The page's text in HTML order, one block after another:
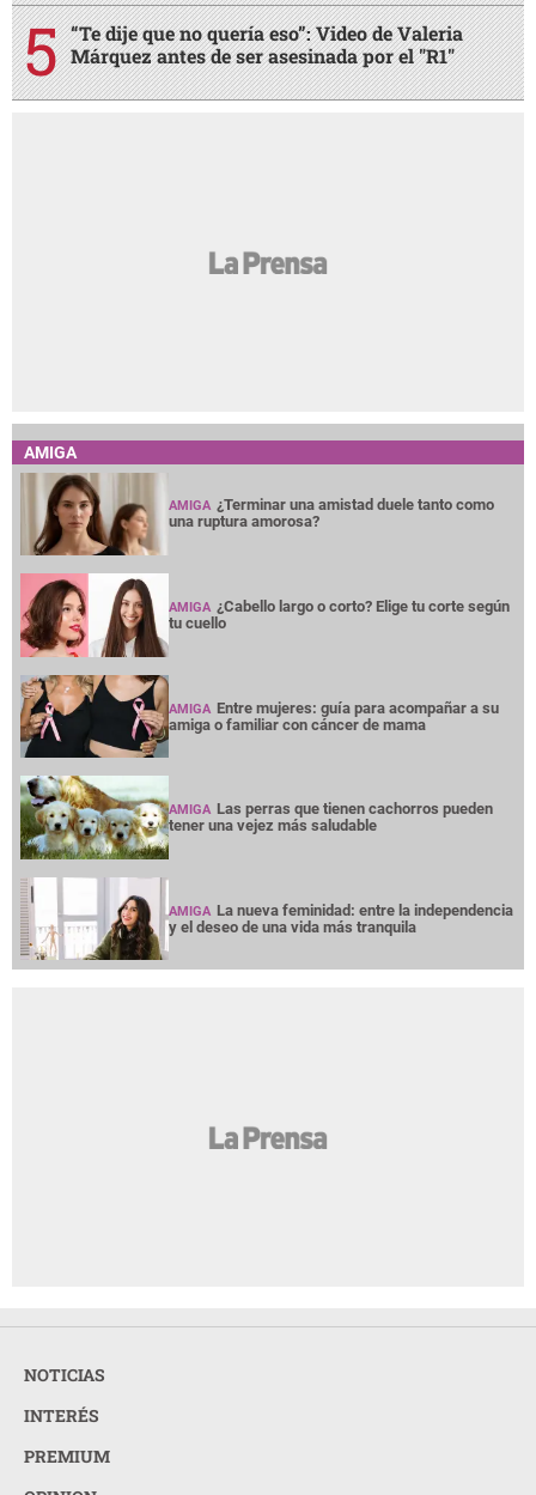
“Te dije que no quería eso”: Video de Valeria
Márquez antes de ser asesinada por el "R1"
AMIGA
AMIGA ¿Terminar una amistad duele tanto como
una ruptura amorosa?
AMIGA ¿Cabello largo o corto? Elige tu corte según
tu cuello
AMIGA Entre mujeres: guía para acompañar a su
amiga o familiar con cáncer de mama
AMIGA Las perras que tienen cachorros pueden
tener una vejez más saludable
AMIGA La nueva feminidad: entre la independencia
y el deseo de una vida más tranquila
NOTICIAS
INTERÉS
PREMIUM